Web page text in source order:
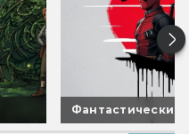
Фантастические